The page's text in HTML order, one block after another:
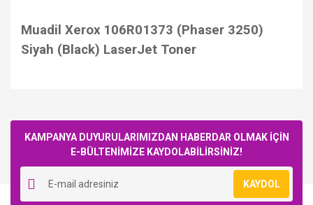
Muadil Xerox 106R01373 (Phaser 3250)
Siyah (Black) LaserJet Toner
KAMPANYA DUYURULARIMIZDAN HABERDAR OLMAK İÇİN
E-BÜLTENİMİZE KAYDOLABİLİRSİNİZ!
KAYDOL